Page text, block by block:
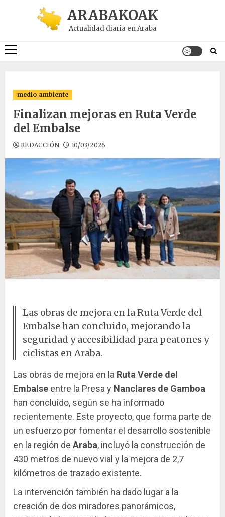
ARABAKOAK
Actualidad diaria en Araba
Menú
medio_ambiente
Finalizan mejoras en Ruta Verde
del Embalse
REDACCIÓN 10/03/2026
Las obras de mejora en la Ruta Verde del
Embalse han concluido, mejorando la
seguridad y accesibilidad para peatones y
ciclistas en Araba.
Las obras de mejora en la Ruta Verde del
Embalse entre la Presa y Nanclares de Gamboa
han concluido, según se ha informado
recientemente. Este proyecto, que forma parte de
un esfuerzo por fomentar el desarrollo sostenible
en la región de Araba, incluyó la construcción de
430 metros de nuevo vial y la mejora de 2,7
kilómetros de trazado existente.
La intervención también ha dado lugar a la
creación de dos miradores panorámicos,